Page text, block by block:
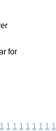
for
1 1 1 1 1 1 1 1 1